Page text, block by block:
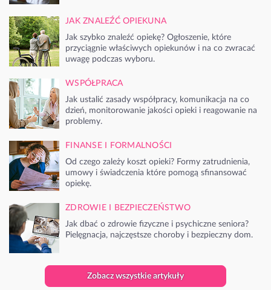
JAK ZNALEŹĆ OPIEKUNA
Jak szybko znaleźć opiekę? Ogłoszenie, które
przyciągnie właściwych opiekunów i na co zwracać
uwagę podczas wyboru.
WSPÓŁPRACA
Jak ustalić zasady współpracy, komunikacja na co
dzień, monitorowanie jakości opieki i reagowanie na
problemy.
FINANSE I FORMALNOŚCI
Od czego zależy koszt opieki? Formy zatrudnienia,
umowy i świadczenia które pomogą sfinansować
opiekę.
ZDROWIE I BEZPIECZEŃSTWO
Jak dbać o zdrowie fizyczne i psychiczne seniora?
Pielęgnacja, najczęstsze choroby i bezpieczny dom.
Zobacz wszystkie artykuły